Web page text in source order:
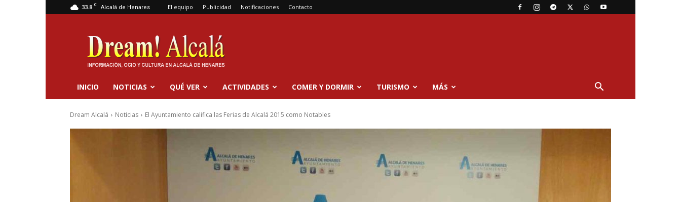
33.8 C Alcalá de Henares El equipo Publicidad Notificaciones Contacto
Dream
Alcalá
INICIO NOTICIAS QUÉ VER ACTIVIDADES COMER Y DORMIR TURISMO MÁS
Dream Alcalá Noticias El Ayuntamiento califica las Ferias de Alcalá 2015 como Notables